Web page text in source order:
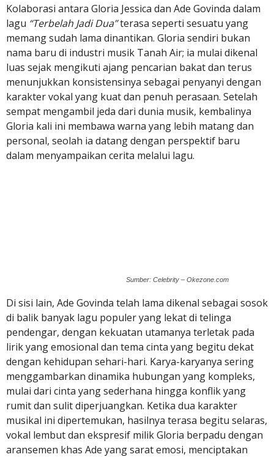
Kolaborasi antara Gloria Jessica dan Ade Govinda dalam
lagu “Terbelah Jadi Dua”terasa seperti sesuatu yang
memang sudah lama dinantikan. Gloria sendiri bukan
nama baru di industri musik Tanah Air; ia mulai dikenal
luas sejak mengikuti ajang pencarian bakat dan terus
menunjukkan konsistensinya sebagai penyanyi dengan
karakter vokal yang kuat dan penuh perasaan. Setelah
sempat mengambil jeda dari dunia musik, kembalinya
Gloria kali ini membawa warna yang lebih matang dan
personal, seolah ia datang dengan perspektif baru
dalam menyampaikan cerita melalui lagu.
Sumber: Celebrity – Okezone.com
Di sisi lain, Ade Govinda telah lama dikenal sebagai sosok
di balik banyak lagu populer yang lekat di telinga
pendengar, dengan kekuatan utamanya terletak pada
lirik yang emosional dan tema cinta yang begitu dekat
dengan kehidupan sehari-hari. Karya-karyanya sering
menggambarkan dinamika hubungan yang kompleks,
mulai dari cinta yang sederhana hingga konflik yang
rumit dan sulit diperjuangkan. Ketika dua karakter
musikal ini dipertemukan, hasilnya terasa begitu selaras,
vokal lembut dan ekspresif milik Gloria berpadu dengan
aransemen khas Ade yang sarat emosi, menciptakan